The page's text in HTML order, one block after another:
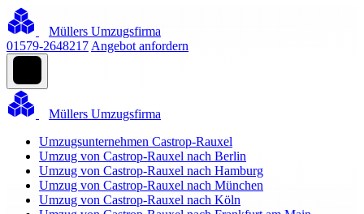
Müllers Umzugsfirma
01579-2648217 Angebot anfordern
Müllers Umzugsfirma
Umzugsunternehmen Castrop-Rauxel
Umzug von Castrop-Rauxel nach Berlin
Umzug von Castrop-Rauxel nach Hamburg
Umzug von Castrop-Rauxel nach München
Umzug von Castrop-Rauxel nach Köln